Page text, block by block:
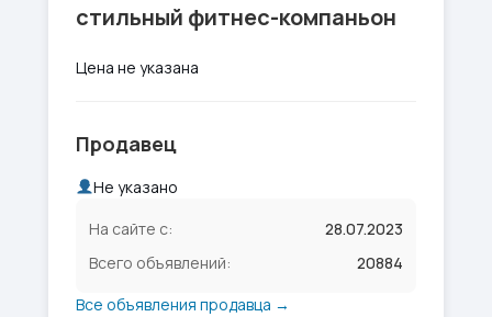
стильный фитнес-компаньон
Цена не указана
Продавец
Не указано
На сайте с:
28.07.2023
Всего объявлений:
20884
Все объявления продавца →